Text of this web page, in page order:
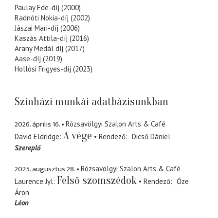
Paulay Ede-díj (2000)
Radnóti Nokia-díj (2002)
Jászai Mari-díj (2006)
Kaszás Attila-díj (2016)
Arany Medál díj (2017)
Aase-díj (2019)
Hollósi Frigyes-díj (2023)
Színházi munkái adatbázisunkban
2026. április 16.
Rózsavölgyi Szalon Arts & Café
David Eldridge A vége Rendező
Dicső Dániel
Szereplő
2025. augusztus 28.
Rózsavölgyi Szalon Arts & Café
Laurence Jyl Felső szomszédok Rendező
Őze
Áron
Léon